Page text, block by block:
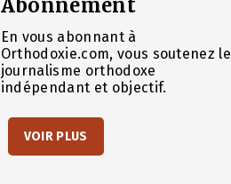
Abonnement
En vous abonnant à
Orthodoxie.com, vous soutenez le
journalisme orthodoxe
indépendant et objectif.
VOIR PLUS